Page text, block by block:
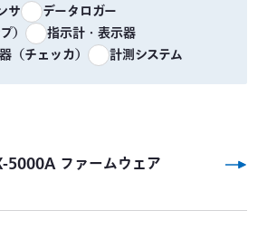
サ
データロガー
）
指示計・表示器
（チェッカ）
計測システム
5000A ファームウェア